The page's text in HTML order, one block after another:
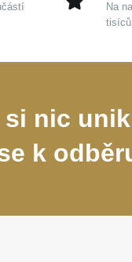
Na
si nic
k